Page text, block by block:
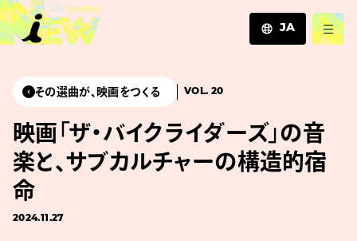
JA
その選曲が、映画をつくる VOL. 20
映画「ザ・バイクライダーズ」の音
楽と、サブカルチャーの構造的宿
命
2024.11.27